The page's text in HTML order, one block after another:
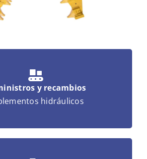
y recambios
hidráulicos